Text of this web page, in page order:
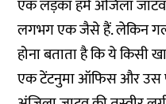
एक लड़का हमें अंजिला
लगभग एक जैसे हैं. लेकिन
होना बताता है कि ये
एक टेंटनुमा ऑफिस और उस